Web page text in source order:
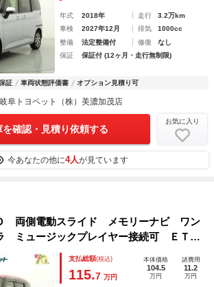
年式 2018年 走行
3.2万km
車検
2027年12月 排気
1000cc
整備
法定整備付 修復
なし
保証
保証付 (12ヶ月・走行無制限)
証 車両状態評価書 オプション見積り可
岐阜トヨペット（株）美濃加茂店
を確認・見積り依頼する
お気に入り
今あなたの他に4人が見ています
両側電動スライド メモリーナビ ワン
ミュージックプレイヤー接続可 ＥＴ
ＥＤヘッドランプ アイドリングストッ
ントロール
支払総額(税込)
115.7 万円
本体価格
104.5
万円
諸費用
11.2
万円